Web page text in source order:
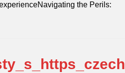
the Perils: